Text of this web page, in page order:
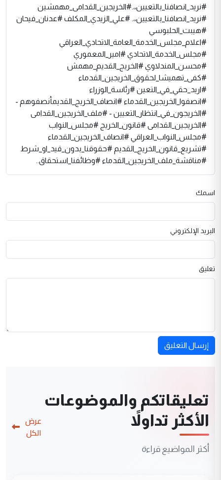
#نريد_انصافنا_بالتعيين،،.#الخريجين_القدامى_مهمشين
#نريد_انصافنا_بالتعيين،،. #علي_الزيدي_المكلف #عدنان_فيحان
#هيبت_الحلبوسي
#اعلام_مجلس_الخدمة_العامة_الاتحادي_العراقي
#مجلس_الخدمة_الاتحادي #امير_المعموري
#محسن_المندلاوي #الخريج_القديم_مهمش
#كفى_تهميشا_لحقوق_الخريجين_القدماء
#اريد_حقي_في_التعين #رئاسة_الوزراء
#انصفوا_الخريجين_القدماء #انصاف_الخريج_القديمأنصفوهم -
#الخريجون_في_انتظار_التعيين - #ملف_الخريجين_القدامى
#الخريجين_القدامى #قانون_الخريج #مجلس_النواب
#مجلس_النواب_العراقي #انصاف_الخريجين_القدماء
#تشريع_قانون_الخريج_القديم #حقوقنا_بدون_قيد_او_شرط
#مناقشة_ملف_الخريجين_القدماء #وظائفنا_استحقاق..
اسمك
البريد الإلكتروني
تعليق
إرسال التعليق
تعليقاتكم والموضوعات
الأكثر تداولاً
أكثر المواضيع قراءة
عرض
الكل